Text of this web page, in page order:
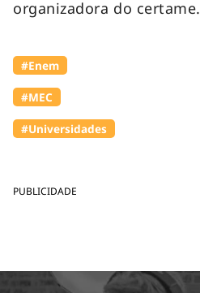
PUBLICIDADE
organizadora do certame.
#Enem
#MEC
#Universidades